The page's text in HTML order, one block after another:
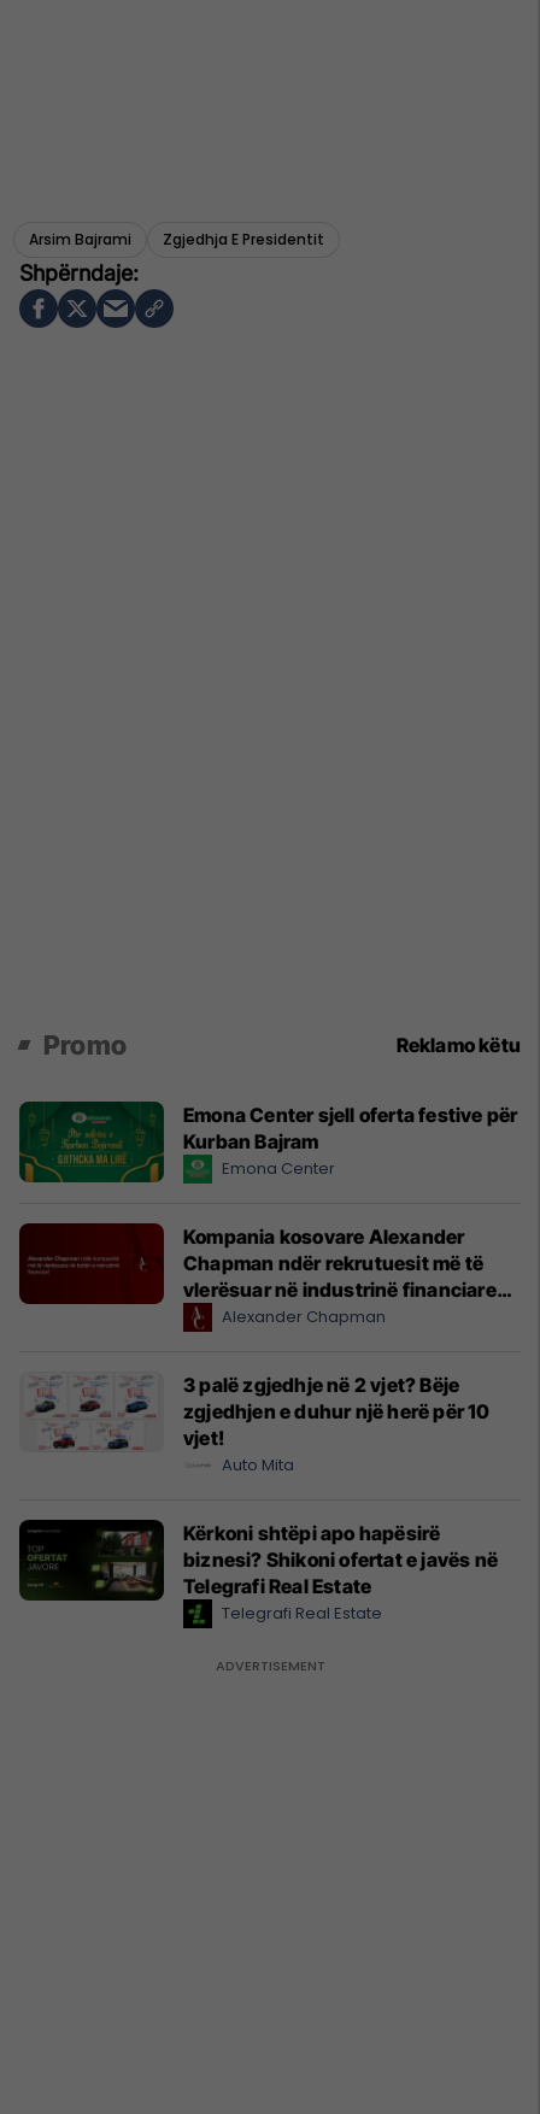
Arsim Bajrami Zgjedhja E Presidentit
Promo Reklamo këtu
Emona Center sjell oferta festive për
Kurban Bajram
Emona Center
Kompania kosovare Alexander
Chapman ndër rekrutuesit më të
vlerësuar në industrinë financiare
globaleAlexander Chapman
3 palë zgjedhje në 2 vjet? Bëje
zgjedhjen e duhur një herë për 10
vjet!
Auto Mita
Kërkoni shtëpi apo hapësirë
biznesi? Shikoni ofertat e javës në
Telegrafi Real Estate
Telegrafi Real Estate